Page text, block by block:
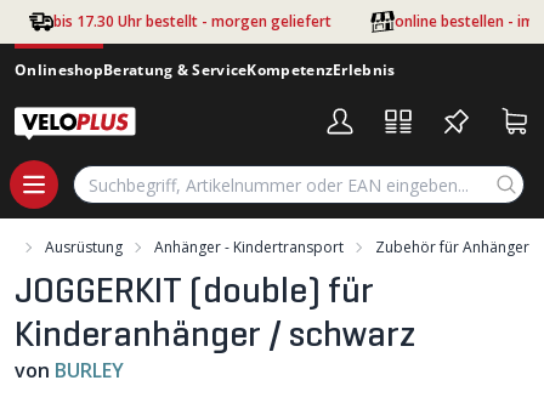
Zum Hauptinhalt springen
bis 17.30 Uhr bestellt - morgen geliefert online bestellen - im
OnlineshopBeratung & ServiceKompetenzErlebnis
Ausrüstung Anhänger - Kindertransport Zubehör für Anhänger
JOGGERKIT (double) für
Kinderanhänger / schwarz
von BURLEY